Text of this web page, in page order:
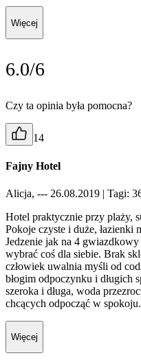
Więcej
6.0/6
Czy ta opinia była pomocna?
14
Fajny Hotel
Alicja, --- 26.08.2019 | Tagi:
Hotel praktycznie przy plaży,
Pokoje czyste i duże, łazienki
Jedzenie jak na 4 gwiazdkowy
wybrać coś dla siebie. Brak
człowiek uwalnia myśli od
błogim odpoczynku i długich
szeroka i długa, woda
chcących odpocząć w spokoju.
Więcej